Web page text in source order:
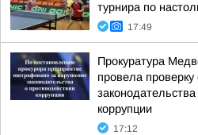
турнира по
17:49
Прокуратура
провела
коррупции
17:12